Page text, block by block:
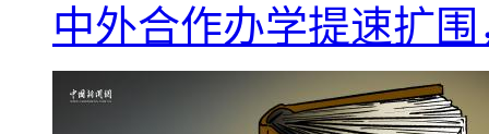
中外合作办学提速扩